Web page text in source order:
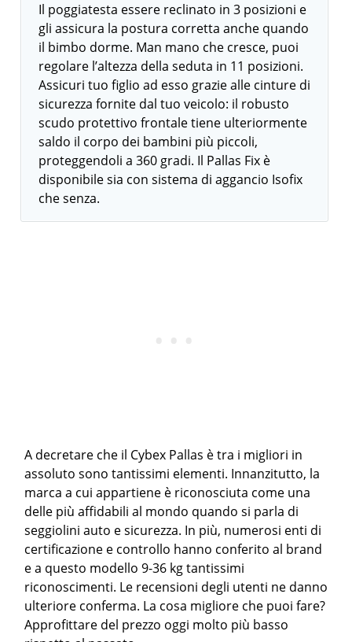
Il poggiatesta essere reclinato in 3 posizioni e
gli assicura la postura corretta anche quando
il bimbo dorme. Man mano che cresce, puoi
regolare l’altezza della seduta in 11 posizioni.
Assicuri tuo figlio ad esso grazie alle cinture di
sicurezza fornite dal tuo veicolo: il robusto
scudo protettivo frontale tiene ulteriormente
saldo il corpo dei bambini più piccoli,
proteggendoli a 360 gradi. Il Pallas Fix è
disponibile sia con sistema di aggancio Isofix
che senza.
A decretare che il Cybex Pallas è tra i migliori in
assoluto sono tantissimi elementi. Innanzitutto, la
marca a cui appartiene è riconosciuta come una
delle più affidabili al mondo quando si parla di
seggiolini auto e sicurezza. In più, numerosi enti di
certificazione e controllo hanno conferito al brand
e a questo modello 9-36 kg tantissimi
riconoscimenti. Le recensioni degli utenti ne danno
ulteriore conferma. La cosa migliore che puoi fare?
Approfittare del prezzo oggi molto più basso